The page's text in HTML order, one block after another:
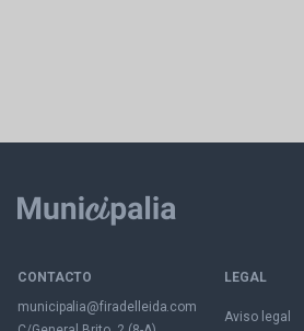
CONTACTO
municipalia@firadelleida.com
LEGAL
Aviso legal